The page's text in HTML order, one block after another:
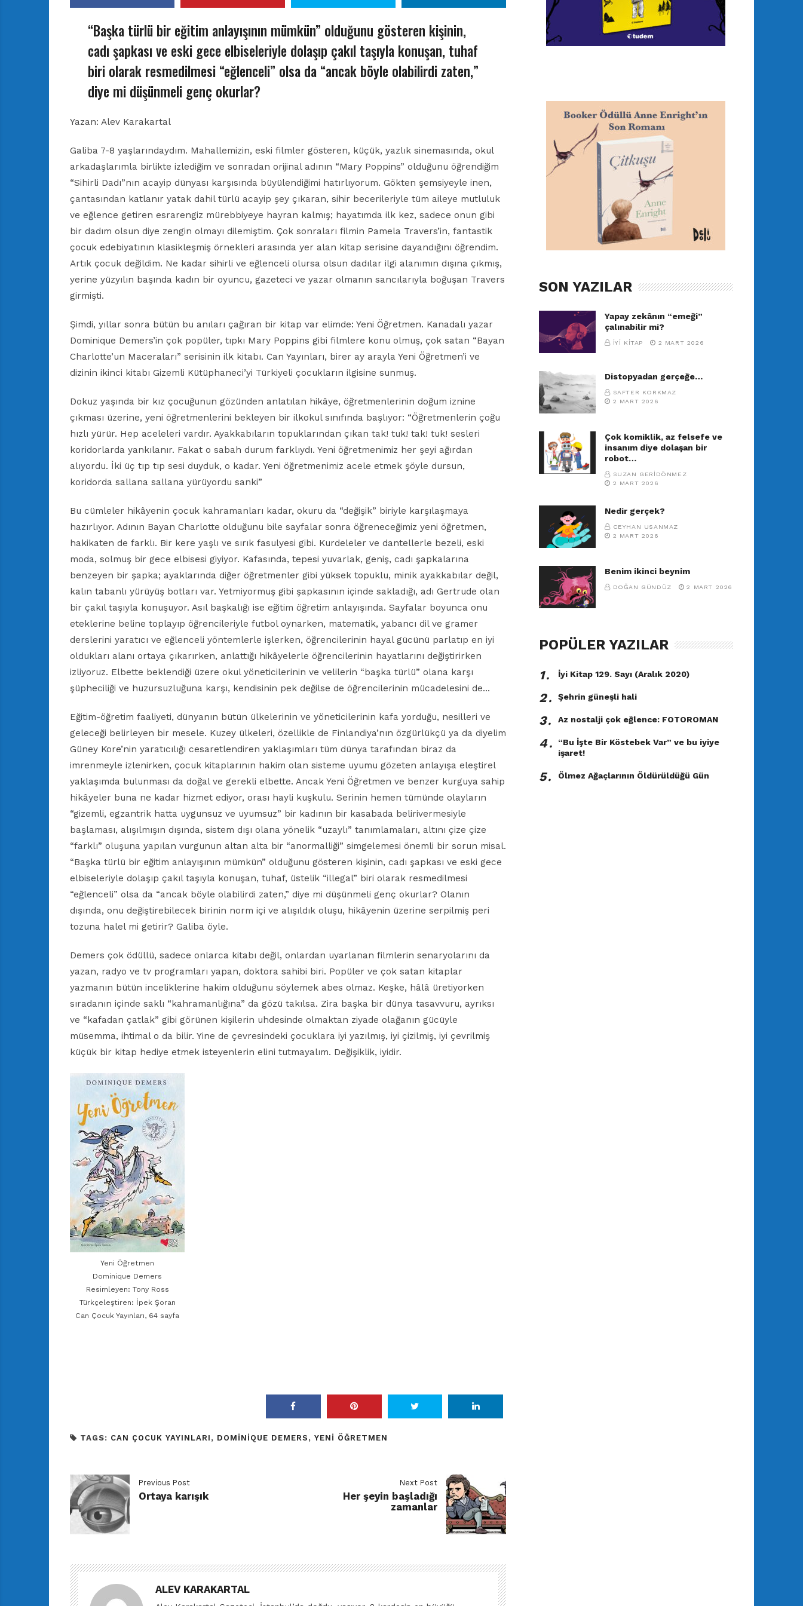
“Başka türlü bir eğitim anlayışının mümkün” olduğunu gösteren kişinin,
cadı şapkası ve eski gece elbiseleriyle dolaşıp çakıl taşıyla konuşan, tuhaf
biri olarak resmedilmesi “eğlenceli” olsa da “ancak böyle olabilirdi zaten,”
diye mi düşünmeli genç okurlar?
Yazan: Alev Karakartal
Galiba 7-8 yaşlarındaydım. Mahallemizin, eski filmler gösteren, küçük, yazlık sinemasında, okul
arkadaşlarımla birlikte izlediğim ve sonradan orijinal adının “Mary Poppins” olduğunu öğrendiğim
“Sihirli Dadı”nın acayip dünyası karşısında büyülendiğimi hatırlıyorum. Gökten şemsiyeyle inen,
çantasından katlanır yatak dahil türlü acayip şey çıkaran, sihir becerileriyle tüm aileye mutluluk
ve eğlence getiren esrarengiz mürebbiyeye hayran kalmış; hayatımda ilk kez, sadece onun gibi
bir dadım olsun diye zengin olmayı dilemiştim. Çok sonraları filmin Pamela Travers’in, fantastik
çocuk edebiyatının klasikleşmiş örnekleri arasında yer alan kitap serisine dayandığını öğrendim.
Artık çocuk değildim. Ne kadar sihirli ve eğlenceli olursa olsun dadılar ilgi alanımın dışına çıkmış,
yerine yüzyılın başında kadın bir oyuncu, gazeteci ve yazar olmanın sancılarıyla boğuşan Travers
girmişti.
Şimdi, yıllar sonra bütün bu anıları çağıran bir kitap var elimde: Yeni Öğretmen. Kanadalı yazar
Dominique Demers’in çok popüler, tıpkı Mary Poppins gibi filmlere konu olmuş, çok satan “Bayan
Charlotte’un Maceraları” serisinin ilk kitabı. Can Yayınları, birer ay arayla Yeni Öğretmen’i ve
dizinin ikinci kitabı Gizemli Kütüphaneci’yi Türkiyeli çocukların ilgisine sunmuş.
Dokuz yaşında bir kız çocuğunun gözünden anlatılan hikâye, öğretmenlerinin doğum iznine
çıkması üzerine, yeni öğretmenlerini bekleyen bir ilkokul sınıfında başlıyor: “Öğretmenlerin çoğu
hızlı yürür. Hep aceleleri vardır. Ayakkabıların topuklarından çıkan tak! tuk! tak! tuk! sesleri
koridorlarda yankılanır. Fakat o sabah durum farklıydı. Yeni öğretmenimiz her şeyi ağırdan
alıyordu. İki üç tıp tıp sesi duyduk, o kadar. Yeni öğretmenimiz acele etmek şöyle dursun,
koridorda sallana sallana yürüyordu sanki”
Bu cümleler hikâyenin çocuk kahramanları kadar, okuru da “değişik” biriyle karşılaşmaya
hazırlıyor. Adının Bayan Charlotte olduğunu bile sayfalar sonra öğreneceğimiz yeni öğretmen,
hakikaten de farklı. Bir kere yaşlı ve sırık fasulyesi gibi. Kurdeleler ve dantellerle bezeli, eski
moda, solmuş bir gece elbisesi giyiyor. Kafasında, tepesi yuvarlak, geniş, cadı şapkalarına
benzeyen bir şapka; ayaklarında diğer öğretmenler gibi yüksek topuklu, minik ayakkabılar değil,
kalın tabanlı yürüyüş botları var. Yetmiyormuş gibi şapkasının içinde sakladığı, adı Gertrude olan
bir çakıl taşıyla konuşuyor. Asıl başkalığı ise eğitim öğretim anlayışında. Sayfalar boyunca onu
eteklerine beline toplayıp öğrencileriyle futbol oynarken, matematik, yabancı dil ve gramer
derslerini yaratıcı ve eğlenceli yöntemlerle işlerken, öğrencilerinin hayal gücünü parlatıp en iyi
oldukları alanı ortaya çıkarırken, anlattığı hikâyelerle öğrencilerinin hayatlarını değiştirirken
izliyoruz. Elbette beklendiği üzere okul yöneticilerinin ve velilerin “başka türlü” olana karşı
şüpheciliği ve huzursuzluğuna karşı, kendisinin pek değilse de öğrencilerinin mücadelesini de…
Eğitim-öğretim faaliyeti, dünyanın bütün ülkelerinin ve yöneticilerinin kafa yorduğu, nesilleri ve
geleceği belirleyen bir mesele. Kuzey ülkeleri, özellikle de Finlandiya’nın özgürlükçü ya da diyelim
Güney Kore’nin yaratıcılığı cesaretlendiren yaklaşımları tüm dünya tarafından biraz da
imrenmeyle izlenirken, çocuk kitaplarının hakim olan sisteme uyumu gözeten anlayışa eleştirel
yaklaşımda bulunması da doğal ve gerekli elbette. Ancak Yeni Öğretmen ve benzer kurguya sahip
hikâyeler buna ne kadar hizmet ediyor, orası hayli kuşkulu. Serinin hemen tümünde olayların
“gizemli, egzantrik hatta uygunsuz ve uyumsuz” bir kadının bir kasabada belirivermesiyle
başlaması, alışılmışın dışında, sistem dışı olana yönelik “uzaylı” tanımlamaları, altını çize çize
“farklı” oluşuna yapılan vurgunun altan alta bir “anormalliği” simgelemesi önemli bir sorun misal.
“Başka türlü bir eğitim anlayışının mümkün” olduğunu gösteren kişinin, cadı şapkası ve eski gece
elbiseleriyle dolaşıp çakıl taşıyla konuşan, tuhaf, üstelik “illegal” biri olarak resmedilmesi
“eğlenceli” olsa da “ancak böyle olabilirdi zaten,” diye mi düşünmeli genç okurlar? Olanın
dışında, onu değiştirebilecek birinin norm içi ve alışıldık oluşu, hikâyenin üzerine serpilmiş peri
tozuna halel mi getirir? Galiba öyle.
Demers çok ödüllü, sadece onlarca kitabı değil, onlardan uyarlanan filmlerin senaryolarını da
yazan, radyo ve tv programları yapan, doktora sahibi biri. Popüler ve çok satan kitaplar
yazmanın bütün inceliklerine hakim olduğunu söylemek abes olmaz. Keşke, hâlâ üretiyorken
sıradanın içinde saklı “kahramanlığına” da gözü takılsa. Zira başka bir dünya tasavvuru, ayrıksı
ve “kafadan çatlak” gibi görünen kişilerin uhdesinde olmaktan ziyade olağanın gücüyle
müsemma, ihtimal o da bilir. Yine de çevresindeki çocuklara iyi yazılmış, iyi çizilmiş, iyi çevrilmiş
küçük bir kitap hediye etmek isteyenlerin elini tutmayalım. Değişiklik, iyidir.
Yeni Öğretmen
Dominique Demers
Resimleyen: Tony Ross
Türkçeleştiren: İpek Şoran
Can Çocuk Yayınları, 64 sayfa
TAGS: CAN ÇOCUK YAYINLARI , DOMINIQUE DEMERS , YENI ÖĞRETMEN
Previous Post
Ortaya karışık
Next Post
Her şeyin başladığı
zamanlar
ALEV KARAKARTAL
SON YAZILAR
Yapay zekânın “emeği”
çalınabilir mi?
İYI KITAP 2 MART 2026
Distopyadan gerçeğe…
SAFTER KORKMAZ
2 MART 2026
Çok komiklik, az felsefe ve
insanım diye dolaşan bir
robot…
SUZAN GERIDÖNMEZ
2 MART 2026
Nedir gerçek?
CEYHAN USANMAZ
2 MART 2026
Benim ikinci beynim
DOĞAN GÜNDÜZ 2 MART 2026
POPÜLER YAZILAR
1․ İyi Kitap 129. Sayı (Aralık 2020)
2․ Şehrin güneşli hali
3․ Az nostalji çok eğlence: FOTOROMAN
4․
“Bu İşte Bir Köstebek Var” ve bu iyiye
işaret!
5․ Ölmez Ağaçlarının Öldürüldüğü Gün